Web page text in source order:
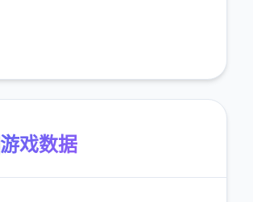
游戏数据